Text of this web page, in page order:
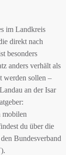
im Landkreis
direkt nach
besonders
anders verhält als
werden sollen –
an der Isar
mobilen
du über die
Bundesverband